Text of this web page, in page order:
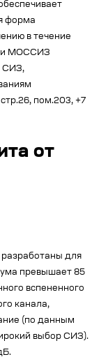
форма
в течение
МОССИЗ
СИЗ,
пом.203, +7
от
для
превышает 85
вспененного
канала,
(по данным
выбор СИЗ).